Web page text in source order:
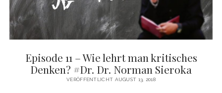
Episode 11 – Wie lehrt man kritisches
Denken? #Dr. Dr. Norman Sieroka
VERÖFFENTLICHT AUGUST 13, 2018